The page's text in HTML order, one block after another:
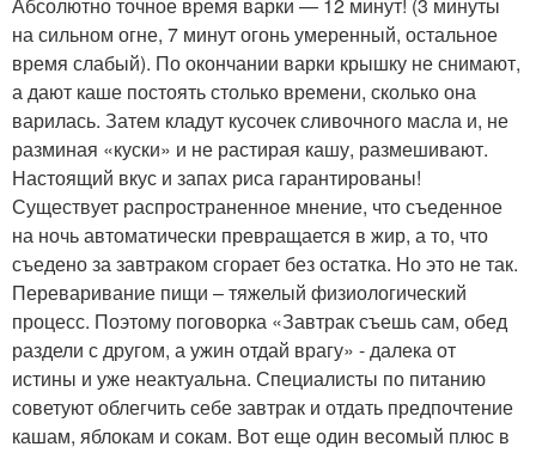
на сильном огне, 7 минут огонь умеренный, остальное
время слабый). По окончании варки крышку не снимают,
а дают каше постоять столько времени, сколько она
варилась. Затем кладут кусочек сливочного масла и, не
разминая «куски» и не растирая кашу, размешивают.
Настоящий вкус и запах риса гарантированы!
Существует распространенное мнение, что съеденное
на ночь автоматически превращается в жир, а то, что
съедено за завтраком сгорает без остатка. Но это не так.
Переваривание пищи – тяжелый физиологический
процесс. Поэтому поговорка «Завтрак съешь сам, обед
раздели с другом, а ужин отдай врагу» - далека от
истины и уже неактуальна. Специалисты по питанию
советуют облегчить себе завтрак и отдать предпочтение
кашам, яблокам и сокам. Вот еще один весомый плюс в